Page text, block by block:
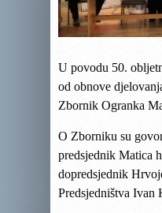
U povodu 50.
od obnove
Zbornik Ogranka
O Zborniku su
predsjednik Matica
dopredsjednik
Predsjedništva Ivan